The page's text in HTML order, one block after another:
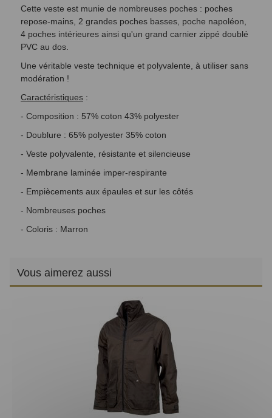
Cette veste est munie de nombreuses poches : poches
repose-mains, 2 grandes poches basses, poche napoléon,
4 poches intérieures ainsi qu'un grand carnier zippé doublé
PVC au dos.
Une véritable veste technique et polyvalente, à utiliser sans
modération !
Caractéristiques :
- Composition : 57% coton 43% polyester
- Doublure : 65% polyester 35% coton
- Veste polyvalente, résistante et silencieuse
- Membrane laminée imper-respirante
- Empiècements aux épaules et sur les côtés
- Nombreuses poches
- Coloris : Marron
Vous aimerez aussi